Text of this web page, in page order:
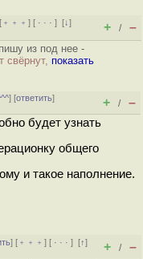
﹢﹢﹢] [ · · ·][↓]
+ / –
из под нее -
свёрнут, показать
] [ответить]
+ / –
будет узнать
общего
и такое наполнение.
] [ ﹢﹢﹢] [ · · ·][↑]
+ / –